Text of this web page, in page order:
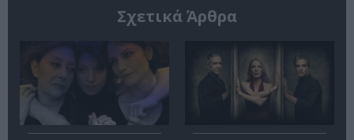
Σχετικά Άρθρα